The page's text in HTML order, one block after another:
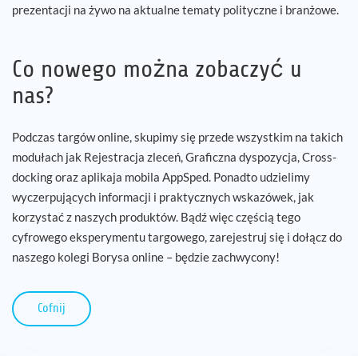
prezentacji na żywo na aktualne tematy polityczne i branżowe.
Co nowego można zobaczyć u
nas?
Podczas targów online, skupimy się przede wszystkim na takich
modułach jak Rejestracja zleceń, Graficzna dyspozycja, Cross-
docking oraz aplikaja mobila AppSped. Ponadto udzielimy
wyczerpujących informacji i praktycznych wskazówek, jak
korzystać z naszych produktów. Bądź więc częścią tego
cyfrowego eksperymentu targowego, zarejestruj się i dołącz do
naszego kolegi Borysa online – będzie zachwycony!
Cofnij